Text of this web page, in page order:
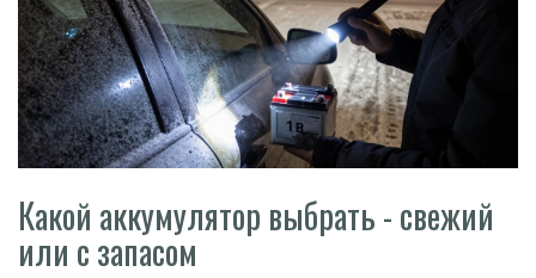
Какой аккумулятор выбрать - свежий
или с запасом